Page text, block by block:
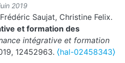
2019
Saujat, Christine Felix.
et formation des
intégrative et formation
12452963. ⟨hal-02458343⟩